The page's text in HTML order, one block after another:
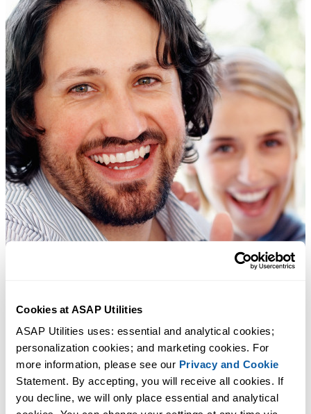
Cookies at ASAP Utilities
ASAP Utilities uses: essential and analytical cookies;
personalization cookies; and marketing cookies. For
more information, please see our Privacy and Cookie
Statement. By accepting, you will receive all cookies. If
you decline, we will only place essential and analytical